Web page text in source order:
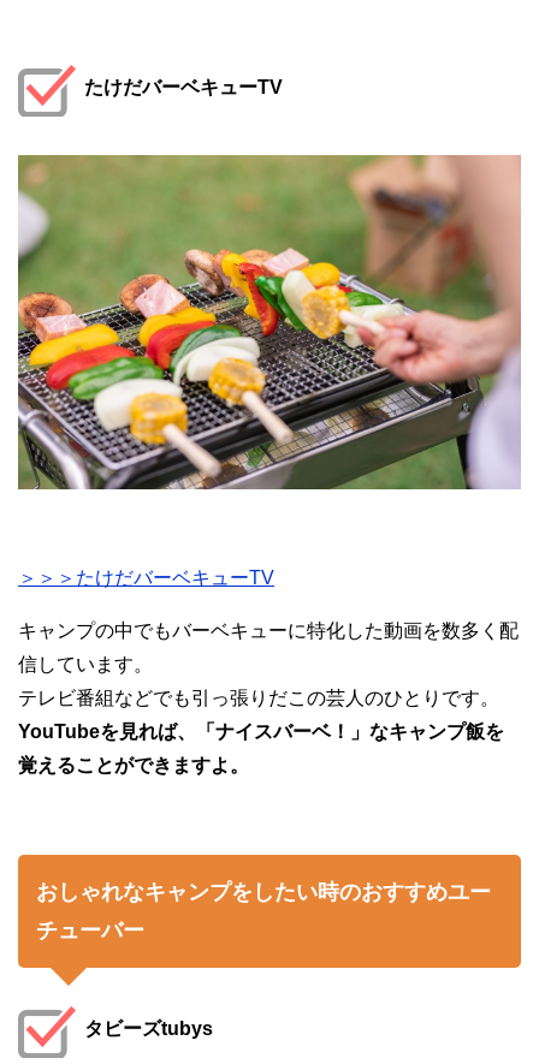
たけだバーベキューTV
＞＞＞たけだバーベキューTV
キャンプの中でもバーベキューに特化した動画を数多く配
信しています。
テレビ番組などでも引っ張りだこの芸人のひとりです。
YouTubeを見れば、「ナイスバーベ！」なキャンプ飯を
覚えることができますよ。
おしゃれなキャンプをしたい時のおすすめユー
チューバー
タビーズtubys